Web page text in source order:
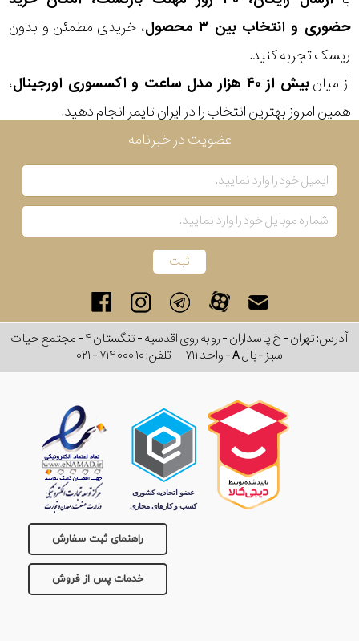
حضوری و انتخاب بین ۳ محصول
، خریدی مطمئن و بدون
ریسک تجربه کنید.
از میانبیش از ۴۰ هزار مدل ساعت و اکسسوری اورجینال
،
همین امروز بهترین انتخاب را در ایران تایمر انجام دهید.
موتور
رنگ
بکار
رفته
ساعت
جنس
اصالت
کشور
عضویت در خبرنامه
آدرس: تهران - خ پاسداران - رو به روی اقدسیه - تنگستان ۴ - مجتمع حیات
سبز - بال A - واحد ۷۱۱
تلفن:۰۲۱ - ۷۱۴ ۰۰۰ ۱۰
راهنمای ثبت سفارش
خدمات پس از فروش